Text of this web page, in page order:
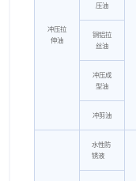
冲压拉
伸油
压油
铜铝拉
丝油
冲压成
型油
冲剪油
水性防
锈液